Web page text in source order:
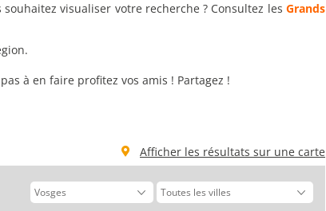
visualiser votre recherche ? Consultez lesGrands
à en faire profitez vos amis ! Partagez !
Afficher les résultats sur une carte